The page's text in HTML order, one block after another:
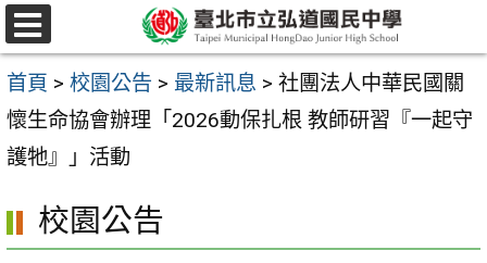
跳
至
主
要
內
區
選
單
首頁 > 校園公告 > 最新訊息 > 社團法人中華民國關
懷生命協會辦理「2026動保扎根 教師研習『一起守
護牠』」活動
校園公告